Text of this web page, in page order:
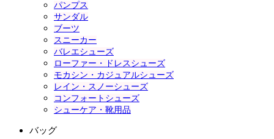
パンプス
サンダル
ブーツ
スニーカー
バレエシューズ
ローファー・ドレスシューズ
モカシン・カジュアルシューズ
レイン・スノーシューズ
コンフォートシューズ
シューケア・靴用品
バッグ